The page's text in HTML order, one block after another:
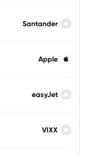
Santander
Apple
easyJet
VIXX